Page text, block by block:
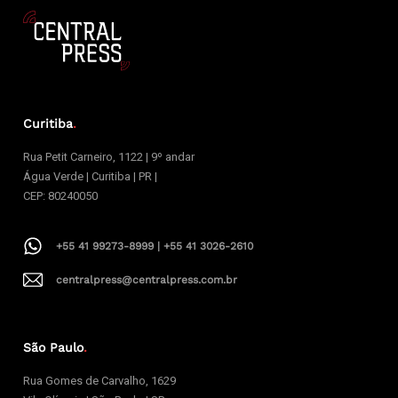
Curitiba.
Rua Petit Carneiro, 1122 | 9º andar
Água Verde | Curitiba | PR |
CEP: 80240050
+55 41 99273-8999 | +55 41 3026-2610
centralpress@centralpress.com.br
São Paulo.
Rua Gomes de Carvalho, 1629